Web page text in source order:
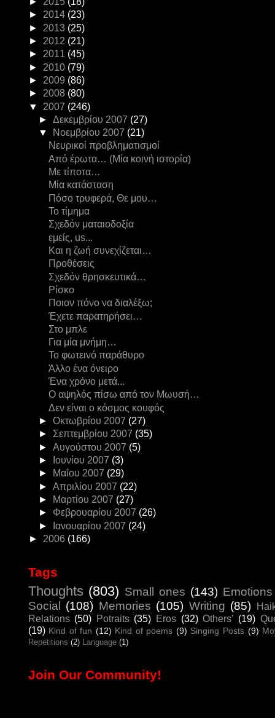
► 2014 (23)
► 2013 (25)
► 2012 (21)
► 2011 (45)
► 2010 (79)
► 2009 (86)
► 2008 (80)
▼ 2007 (246)
► Δεκεμβρίου 2007 (27)
▼
Νοεμβρίου 2007 (21)
Νευρικοί προβληματισμοί
Από έρωτα… (Μία κοινή ιστορία)
Με τίποτα…
Μία κατάσταση
Πόσο τρυφερά, Θε μου…
Το τίμημα
Σχεδόν ματαιοδοξία
εμείς, us...
Και η ζωή συνεχίζεται…
Προθέσεις
Σχεδόν θρησκευτικά…
Ρίσκο
Ποιον πόνο να διαλέξω;
Έχετε παρατηρήσει…
Στο μπλε
Για μία μνήμη…
Το φωτεινό παράθυρο
Άλλο ένα όνειρο
Ένα χρόνο μετά...
Ο αψηλός πίσω από τον Μωυσή…
Δεν είναι ο κόσμος κουφός
► Οκτωβρίου 2007 (27)
► Σεπτεμβρίου 2007 (35)
► Αυγούστου 2007 (5)
►
Ιουνίου 2007 (3)
►
Μαΐου 2007 (29)
► Απριλίου 2007 (22)
►
Μαρτίου 2007 (27)
► Φεβρουαρίου 2007 (26)
►
Ιανουαρίου 2007 (24)
► 2006 (166)
Tags
Thoughts (803) Small ones (143) Emotions
Social
(108) Memories (105) Writing (85)
Relations (50) Potraits (35) Eros (32) Others' (19)
(19) Kind of fun (12) Kind of poems (9) Singing Posts (9)
Repetitions (2) Language (1)
Join Our Community!